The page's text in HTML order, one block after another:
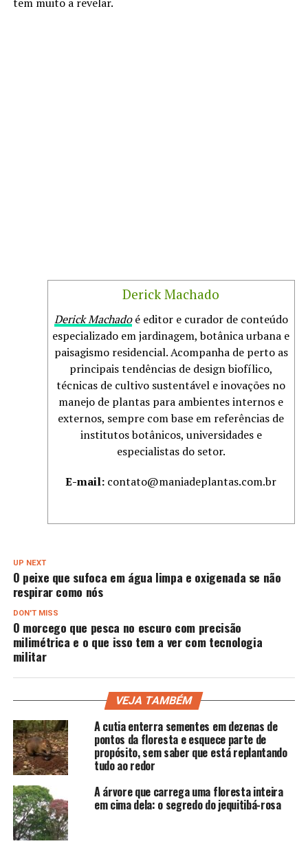
Derick Machado
Derick Machadoé editor e curador de conteúdo
especializado em jardinagem, botânica urbana e
paisagismo residencial. Acompanha de perto as
principais tendências de design biofílico,
técnicas de cultivo sustentável e inovações no
manejo de plantas para ambientes internos e
externos, sempre com base em referências de
institutos botânicos, universidades e
especialistas do setor.
E-mail: contato@maniadeplantas.com.br
UP NEXT
O peixe que sufoca em água limpa e oxigenada se não
respirar como nós
DON'T MISS
O morcego que pesca no escuro com precisão
milimétrica e o que isso tem a ver com tecnologia
militar
VEJA TAMBÉM
A cutia enterra sementes em dezenas de
pontos da floresta e esquece parte de
propósito, sem saber que está replantando
tudo ao redor
A árvore que carrega uma floresta inteira
em cima dela: o segredo do jequitibá-rosa